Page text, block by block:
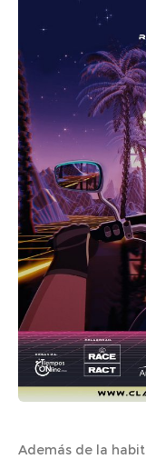
Además de la